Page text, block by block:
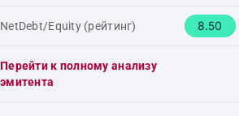
NetDebt/Equity (рейтинг) 8.50
Перейти к полному анализу
эмитента